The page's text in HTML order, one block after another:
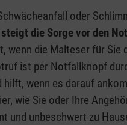
oder
die Sorge vor den
wenn die Malteser für Sie
ist per Notfallknopf
hilft, wenn es darauf
wie Sie oder Ihre
und unbeschwert zu